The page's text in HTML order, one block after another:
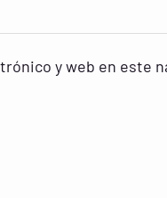
y web en este